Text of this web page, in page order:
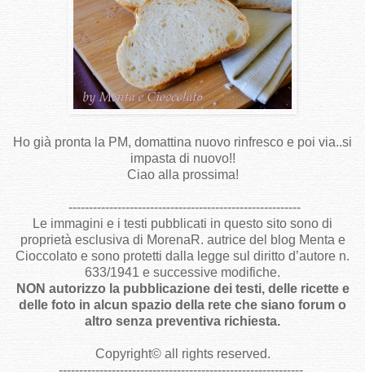
Ho già pronta la PM, domattina nuovo rinfresco e poi via..si
impasta di nuovo!!
Ciao alla prossima!
---------------------------------------------------------
Le immagini e i testi pubblicati in questo sito sono di
proprietà esclusiva di MorenaR. autrice del blog Menta e
Cioccolato e sono protetti dalla legge sul diritto d’autore n.
633/1941 e successive modifiche.
NON autorizzo la pubblicazione dei testi, delle ricette e
delle foto in alcun spazio della rete che siano forum o
altro senza preventiva richiesta.
Copyright© all rights reserved.